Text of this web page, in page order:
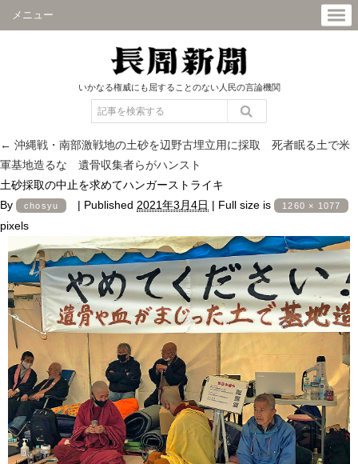
メニュー
いかなる権威にも屈することのない人民の言論機関
← 沖縄戦・南部激戦地の土砂を辺野古埋立用に採取 死者眠る土で米
軍基地造るな 遺骨収集者らがハンスト
土砂採取の中止を求めてハンガーストライキ
By
chosyu | Published 2021年3月4日 | Full size is 1260 × 1077
pixels